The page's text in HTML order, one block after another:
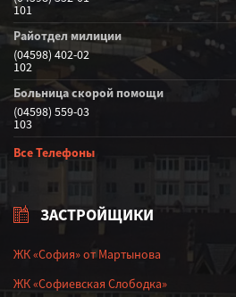
101
Райотдел милиции
(04598) 402-02
102
Больница скорой помощи
(04598) 559-03
103
Все Телефоны
ЗАСТРОЙЩИКИ
ЖК «София» от Мартынова
ЖК «Софиевская Слободка»